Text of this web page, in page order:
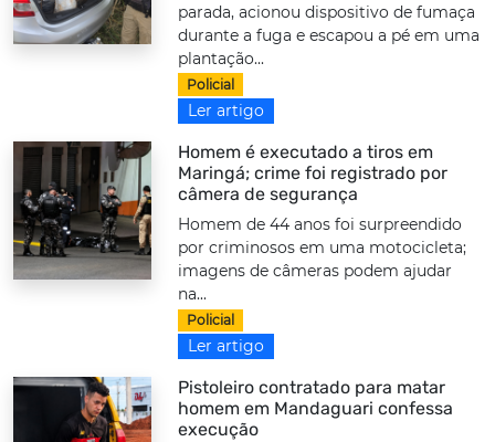
parada, acionou dispositivo de fumaça
durante a fuga e escapou a pé em uma
plantação...
Policial
Ler artigo
Homem é executado a tiros em
Maringá; crime foi registrado por
câmera de segurança
Homem de 44 anos foi surpreendido
por criminosos em uma motocicleta;
imagens de câmeras podem ajudar
na...
Policial
Ler artigo
Pistoleiro contratado para matar
homem em Mandaguari confessa
execução